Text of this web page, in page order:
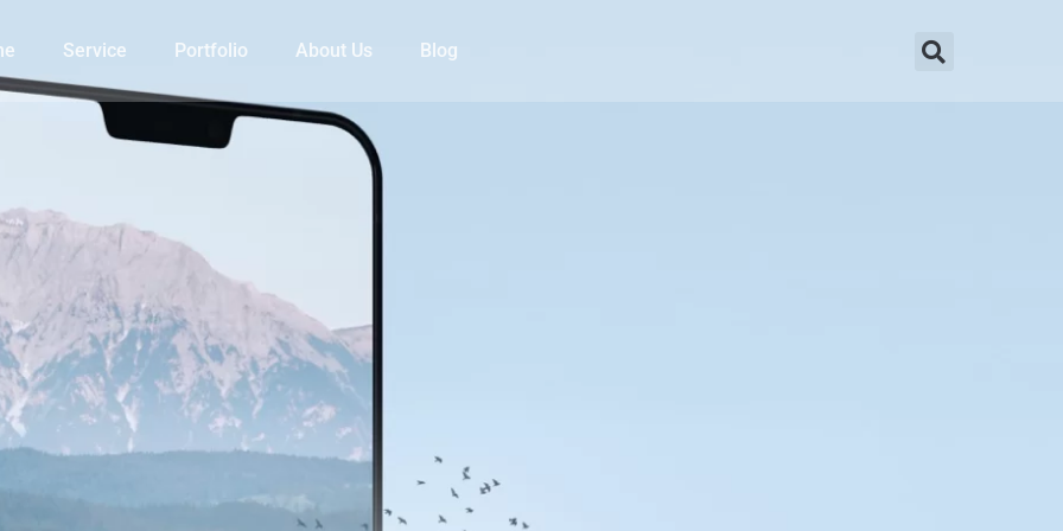
Service Portfolio About Us Blog